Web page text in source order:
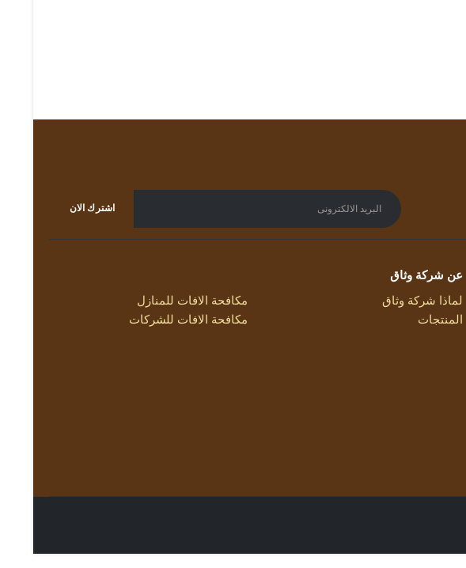
عن شركة وثاق
لماذا شركة وثاق
المنتجات
مكافحة الافات للمنازل
مكافحة الافات للشركات